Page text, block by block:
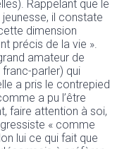
Rappelant que le
il constate
dimension
précis de la vie ».
amateur de
parler) qui
a pris le contrepied
a pu l’être
faire attention à soi,
« comme
lui ce qui fait que